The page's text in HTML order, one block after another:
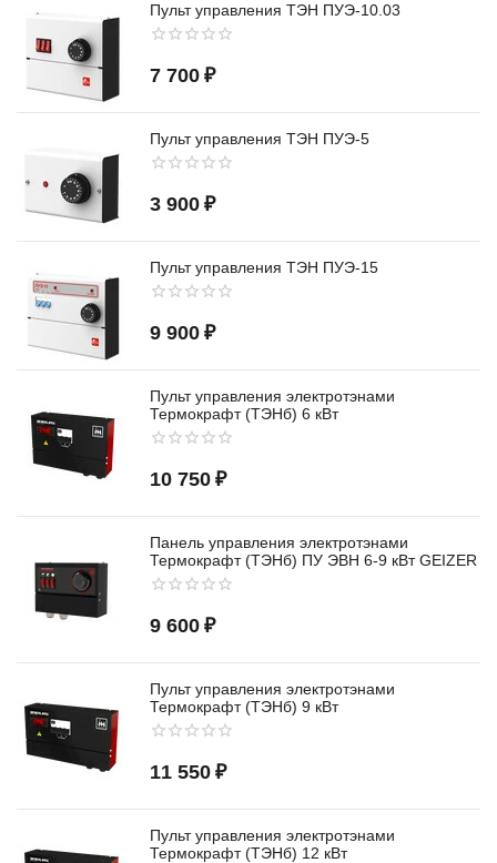
Пульт управления ТЭН ПУЭ-10.03
7 700 ₽
Пульт управления ТЭН ПУЭ-5
3 900 ₽
Пульт управления ТЭН ПУЭ-15
9 900 ₽
Пульт управления электротэнами
Термокрафт (ТЭНб) 6 кВт
10 750 ₽
Панель управления электротэнами
Термокрафт (ТЭНб) ПУ ЭВН 6-9 кВт GEIZER
9 600 ₽
Пульт управления электротэнами
Термокрафт (ТЭНб) 9 кВт
11 550 ₽
Пульт управления электротэнами
Термокрафт (ТЭНб) 12 кВт